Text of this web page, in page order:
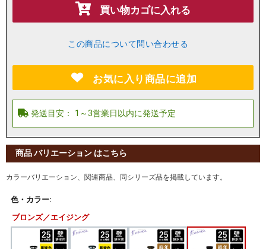
買い物カゴに入れる
この商品について問い合わせる
お気に入り商品に追加
商品 バリエーション はこちら
カラーバリエーション、関連商品、同シリーズ品を掲載しています。
色・カラー:
ブロンズ／エイジング